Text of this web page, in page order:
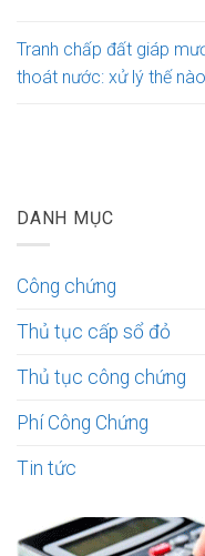
Tranh chấp đất giáp
thoát nước: xử lý thế
DANH MỤC
Công chứng
Thủ tục cấp sổ đỏ
Thủ tục công chứng
Phí Công Chứng
Tin tức